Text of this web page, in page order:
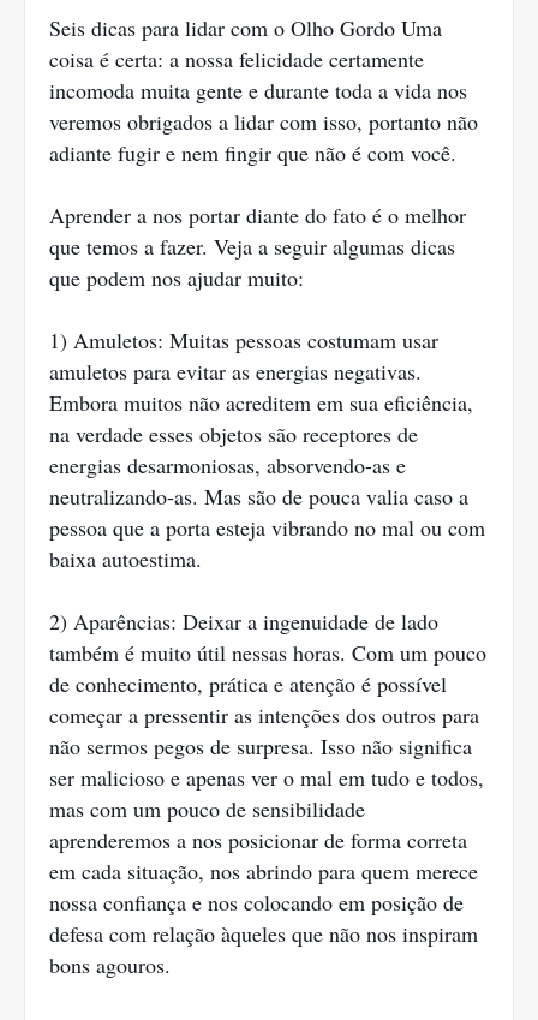
Seis dicas para lidar com o Olho Gordo Uma
coisa é certa: a nossa felicidade certamente
incomoda muita gente e durante toda a vida nos
veremos obrigados a lidar com isso, portanto não
adiante fugir e nem fingir que não é com você.
Aprender a nos portar diante do fato é o melhor
que temos a fazer. Veja a seguir algumas dicas
que podem nos ajudar muito:
1) Amuletos: Muitas pessoas costumam usar
amuletos para evitar as energias negativas.
Embora muitos não acreditem em sua eficiência,
na verdade esses objetos são receptores de
energias desarmoniosas, absorvendo-as e
neutralizando-as. Mas são de pouca valia caso a
pessoa que a porta esteja vibrando no mal ou com
baixa autoestima.
2) Aparências: Deixar a ingenuidade de lado
também é muito útil nessas horas. Com um pouco
de conhecimento, prática e atenção é possível
começar a pressentir as intenções dos outros para
não sermos pegos de surpresa. Isso não significa
ser malicioso e apenas ver o mal em tudo e todos,
mas com um pouco de sensibilidade
aprenderemos a nos posicionar de forma correta
em cada situação, nos abrindo para quem merece
nossa confiança e nos colocando em posição de
defesa com relação àqueles que não nos inspiram
bons agouros.